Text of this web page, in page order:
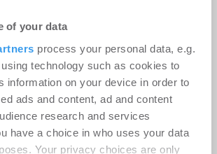
of your data
process your personal data, e.g.
technology such as cookies to
information on your device in order to
ads and content, ad and content
research and services
have a choice in who uses your data
Your privacy choices are only
Sie sich jetzt Ihren
um auf die neusten ...